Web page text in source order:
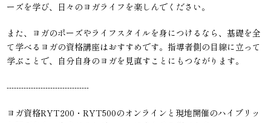
ーズを学び、日々のヨガライフを楽しんでください。
また、ヨガのポーズやライフスタイルを身につけるなら、基礎を全
て学べるヨガの資格講座はおすすめです。指導者側の目線に立って
学ぶことで、自分自身のヨガを見直すことにもつながります。
----------------------------------
ヨガ資格RYT200・RYT500のオンラインと現地開催のハイブリッ